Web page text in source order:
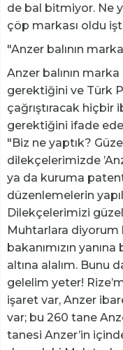
de bal bitmiyor. Ne
çöp markası oldu
"Anzer balının
Anzer balının
gerektiğini ve Türk
çağrıştıracak hiçbir
gerektiğini ifade
"Biz ne yaptık?
dilekçelerimizde
ya da kuruma
düzenlemelerin
Dilekçelerimizi
Muhtarlara diyorum
bakanımızın
altına alalım. Bunu
gelelim yeter!
işaret var, Anzer
var; bu 260 tane
tanesi Anzer’in